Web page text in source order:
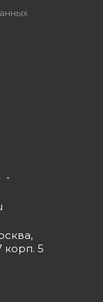
корп. 5